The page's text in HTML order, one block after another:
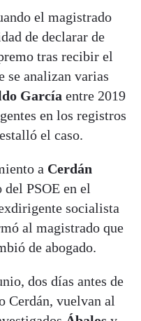
el magistrado
de declarar de
tras recibir el
se analizan varias
García entre 2019
en los registros
el caso.
a Cerdán
PSOE en el
socialista
al magistrado que
de abogado.
dos días antes de
Cerdán, vuelvan al